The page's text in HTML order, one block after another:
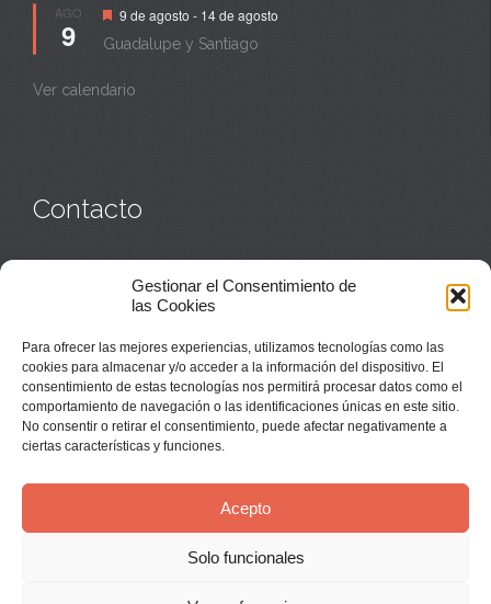
Gestionar el Consentimiento de
las Cookies
Para ofrecer las mejores experiencias, utilizamos tecnologías como las
cookies para almacenar y/o acceder a la información del dispositivo. El
consentimiento de estas tecnologías nos permitirá procesar datos como el
comportamiento de navegación o las identificaciones únicas en este sitio.
No consentir o retirar el consentimiento, puede afectar negativamente a
ciertas características y funciones.
Acepto
Solo funcionales
AGO
9
Destacado
9 de agosto - 14 de agosto
Guadalupe y Santiago
Ver calendario
Contacto
Casa de acogida:609 423 521o949 835 058
Parroquia y sacerdotes:949 835 111
Monasterio:monasterio@buenafuente.org
Información:informacion@buenafuente.org
Casa de acogida:
acogida@buenafuente.org
Ángel Moreno:angel@buenafuente.org
© Buenafuente del Sistal 2025 |